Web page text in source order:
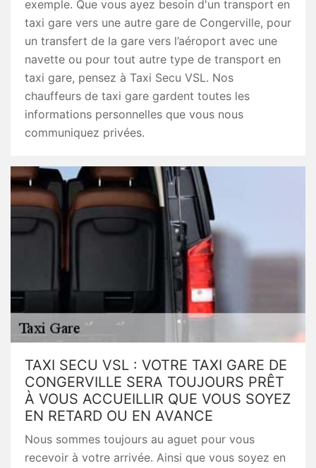
exemple. Que vous ayez besoin d'un transport en
taxi gare vers une autre gare de Congerville, pour
un transfert de la gare vers l’aéroport avec une
navette ou pour tout autre type de transport en
taxi gare, pensez à Taxi Secu VSL. Nos
chauffeurs de taxi gare gardent toutes les
informations personnelles que vous nous
communiquez privées.
TAXI SECU VSL : VOTRE TAXI GARE DE
CONGERVILLE SERA TOUJOURS PRÊT
À VOUS ACCUEILLIR QUE VOUS SOYEZ
EN RETARD OU EN AVANCE
Nous sommes toujours au aguet pour vous
recevoir à votre arrivée. Ainsi que vous soyez en